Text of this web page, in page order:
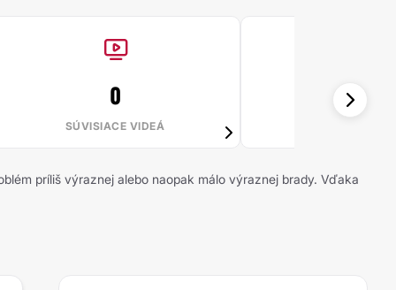
0
SÚVISIACE VIDEÁ
100%
príliš výraznej alebo naopak málo výraznej brady. Vďaka